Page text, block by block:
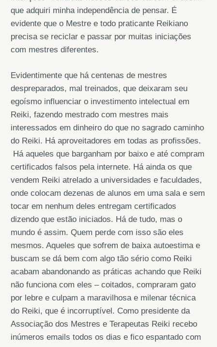
que adquiri minha independência de pensar. É
evidente que o Mestre e todo praticante Reikiano
precisa se reciclar e passar por muitas iniciações
com mestres diferentes.
Evidentimente que há centenas de mestres
despreparados, mal treinados, que deixaram seu
egoísmo influenciar o investimento intelectual em
Reiki, fazendo mestrado com mestres mais
interessados em dinheiro do que no sagrado caminho
do Reiki. Há aproveitadores em todas as profissões.
Há aqueles que barganham por baixo e até compram
certificados falsos pela internete. Há ainda os que
vendem Reiki atrelado a universidades e faculdades,
onde colocam dezenas de alunos em uma sala e sem
tocar em nenhum deles entregam certificados
dizendo que estão iniciados. Há de tudo, mas o
mundo é assim. Quem perde com isso são eles
mesmos. Aqueles que sofrem de baixa autoestima e
buscam se dá bem com algo tão sério como Reiki
acabam abandonando as práticas achando que Reiki
não funciona com eles – coitados, compraram gato
por lebre e culpam a maravilhosa e milenar técnica
do Reiki, que é incorruptível. Como presidente da
Associação dos Mestres e Terapeutas Reiki recebo
inúmeros emails todos os dias e fico espantado com